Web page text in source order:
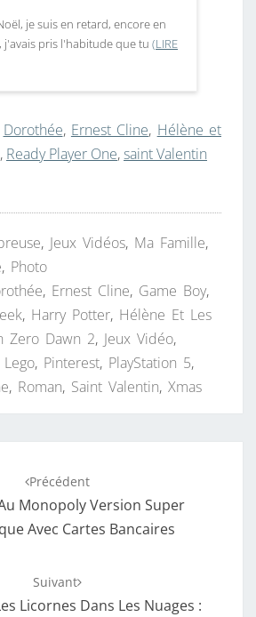
je suis en retard, encore en
j'avais pris l'habitude que tu (LIRE
Dorothée, Ernest Cline, Hélène et
, Ready Player One,saint Valentin
, Jeux Vidéos, Ma Famille,
, Photo
, Ernest Cline, Game Boy,
, Harry Potter, Hélène Et Les
Zero Dawn 2, Jeux Vidéo,
Lego, Pinterest, PlayStation 5,
, Roman, Saint Valentin, Xmas
Précédent
Monopoly Version Super
Avec Cartes Bancaires
Suivant
Licornes Dans Les Nuages :